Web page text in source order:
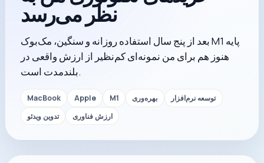
نظر می‌رسد
بعد از پنج سال استفاده روزانه و سنگین، مک‌بوک M1 پایه
هنوز هم برای من نمونه‌ای کم‌نظیر از ارزش واقعی در
بلندمدت است.
MacBook Apple M1 بهره‌وری
توسعه نرم‌افزار
تدوین ویدئو
ارزش فناوری